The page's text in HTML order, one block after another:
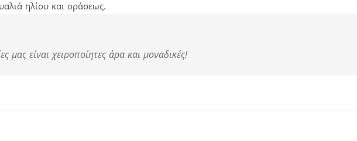
ηλίου και οράσεως.
μας είναι χειροποίητες άρα και μοναδικές!